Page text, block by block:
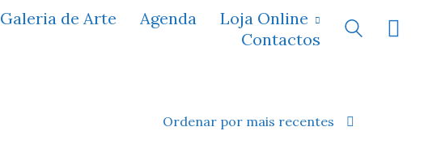
Galeria de Arte Agenda
Loja Online
Contactos
Ordenar por mais recentes